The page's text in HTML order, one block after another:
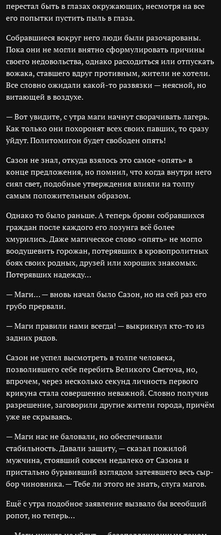
перестал быть в глазах окружающих, несмотря на все
его попытки пустить пыль в глаза.
Собравшиеся вокруг него люди были разочарованы.
Пока они не могли внятно сформулировать причины
своего недовольства, однако расходиться или отпускать
вожака, ставшего вдруг противным, жители не хотели.
Все словно ожидали какой-то развязки — неясной, но
витающей в воздухе.
— Вот увидите, с утра маги начнут сворачивать лагерь.
Как только они похоронят всех своих павших, то сразу
уйдут. Политомигон будет свободен опять!
Сазон не знал, откуда взялось это самое «опять» в
конце предложения, но помнил, что когда внутри него
сиял свет, подобные утверждения влияли на толпу
самым положительным образом.
Однако то было раньше. А теперь брови собравшихся
граждан после каждого его лозунга всё более
хмурились. Даже магическое слово «опять» не могло
воодушевить горожан, потерявших в кровопролитных
боях своих родных, друзей или хороших знакомых.
Потерявших надежду…
— Маги… — вновь начал было Сазон, но на сей раз его
грубо прервали.
— Маги правили нами всегда! — выкрикнул кто-то из
задних рядов.
Сазон не успел высмотреть в толпе человека,
позволившего себе перебить Великого Светоча, но,
впрочем, через несколько секунд личность первого
крикуна стала совершенно неважной. Словно получив
разрешение, заговорили другие жители города, причём
уже не скрываясь.
— Маги нас не баловали, но обеспечивали
стабильность. Давали защиту, — сказал пожилой
мужчина, стоявший совсем недалеко от Сазона и
пристально буравивший взглядом затеявшего весь сыр-
бор чиновника. — Тебе ли этого не знать, слуга магов.
Ещё с утра подобное заявление вызвало бы всеобщий
ропот, но теперь…